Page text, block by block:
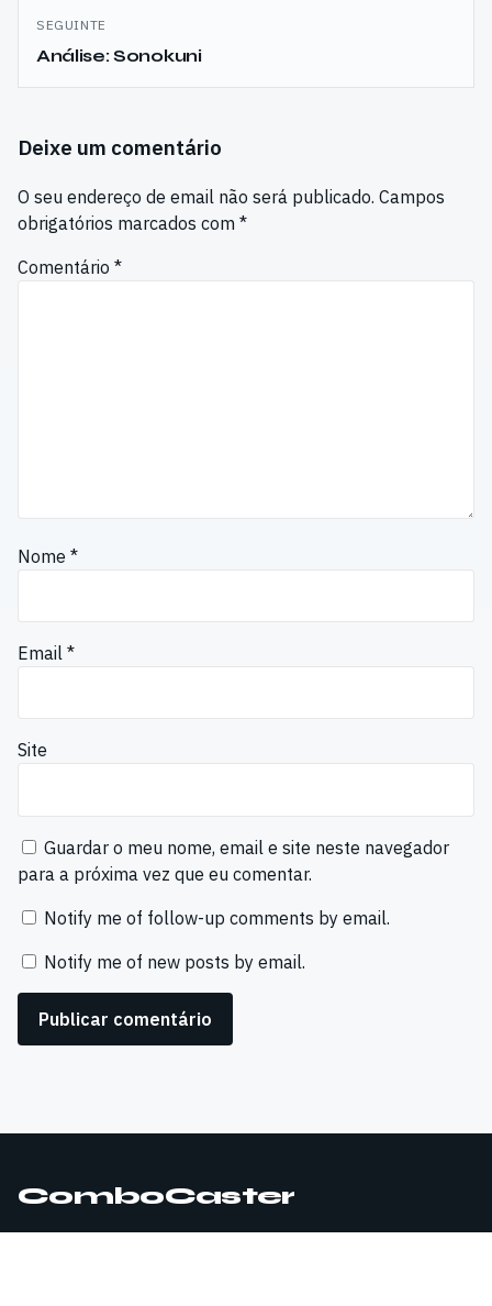
SEGUINTE
Análise: Sonokuni
Deixe um comentário
O seu endereço de email não será publicado. Campos
obrigatórios marcados com *
Comentário *
Nome *
Email *
Site
Guardar o meu nome, email e site neste navegador
para a próxima vez que eu comentar.
Notify me of follow-up comments by email.
Notify me of new posts by email.
ComboCaster